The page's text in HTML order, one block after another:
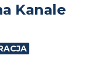
Kanale